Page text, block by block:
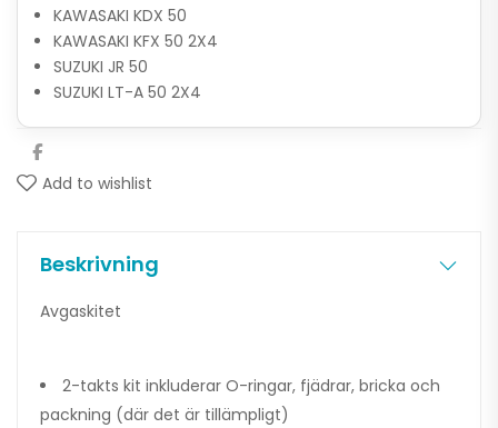
KAWASAKI KDX 50
KAWASAKI KFX 50 2X4
SUZUKI JR 50
SUZUKI LT-A 50 2X4
Add to wishlist
Beskrivning
Avgaskitet
2-takts kit inkluderar O-ringar, fjädrar, bricka och
packning (där det är tillämpligt)